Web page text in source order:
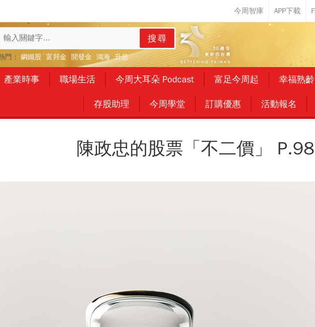
搜尋
門： 鋼鐵股 富邦金 開發金 鴻海 升息
產業時事 職場生活 今周大耳朵 Podcast 富足今周起 幸福熟齡
存股助理 今周學堂 訂購優惠 活動報名
陳政忠的股票「不二價」 P.98